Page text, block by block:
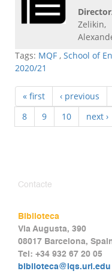
Zelikin,
Tags: MQF , School of
2020/21
« first ‹ previous
8
9 10 next ›
Contacte
Biblioteca
Via Augusta, 390
08017 Barcelona,
Tel: +34 932 67 20 05
biblioteca@iqs.url.edu